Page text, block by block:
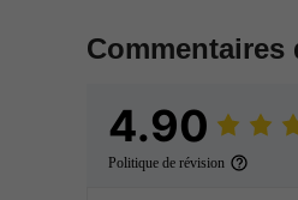
Commentaires
4.90
Politique de révision